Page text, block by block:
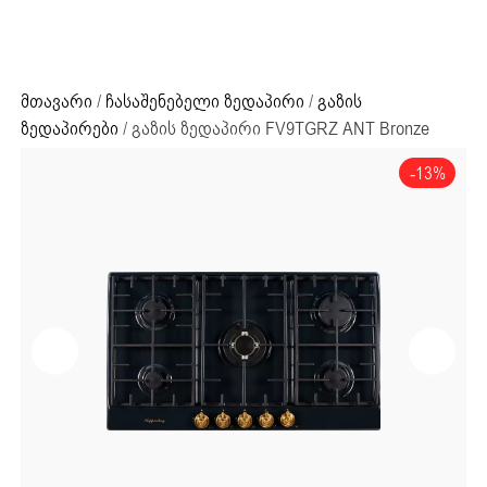
მთავარი / ჩასაშენებელი ზედაპირი /გაზის
ზედაპირები / გაზის ზედაპირი FV9TGRZ ANT Bronze
-13%